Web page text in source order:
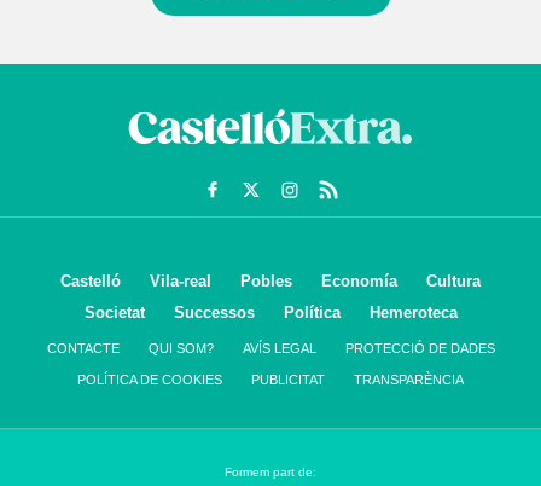
Castelló Vila-real Pobles Economía
Cultura
Societat
Successos Política Hemeroteca
CONTACTE QUI SOM? AVÍS LEGAL PROTECCIÓ DE DADES
POLÍTICA DE COOKIES PUBLICITAT TRANSPARÈNCIA
Formem part de: